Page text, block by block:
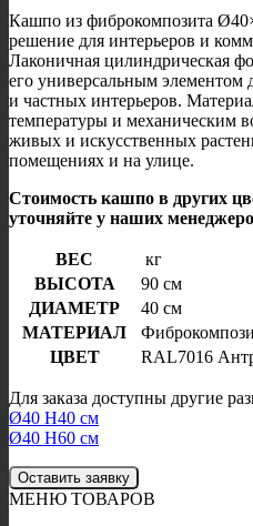
900 ₽.
Кашпо из фиброкомпозита
решение для интерьеров и
Лаконичная цилиндрическая
его универсальным элементом
и частных интерьеров.
температуры и механическим
живых и искусственных
помещениях и на улице.
Стоимость кашпо в других
уточняйте у наших
ВЕС
кг
ВЫСОТА
90 см
ДИАМЕТР
40 см
МАТЕРИАЛ
ЦВЕТ
RAL7016
Для заказа доступны другие
Ø40 H40 см
Ø40 H60 см
Оставить заявку
МЕНЮ ТОВАРОВ